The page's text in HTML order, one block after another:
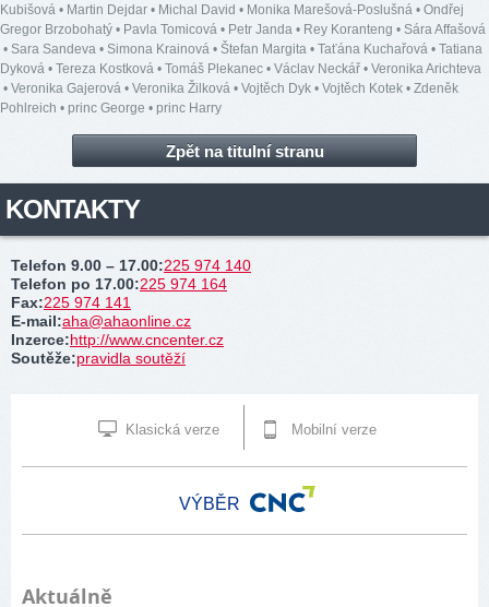
Kubišová • Martin Dejdar • Michal David • Monika Marešová-Poslušná • Ondřej
Gregor Brzobohatý • Pavla Tomicová • Petr Janda • Rey Koranteng • Sára Affašová
• Sara Sandeva • Simona Krainová • Štefan Margita • Taťána Kuchařová • Tatiana
Dyková • Tereza Kostková • Tomáš Plekanec • Václav Neckář • Veronika Arichteva
• Veronika Gajerová • Veronika Žilková • Vojtěch Dyk • Vojtěch Kotek • Zdeněk
Pohlreich • princ George • princ Harry
Zpět na titulní stranu
KONTAKTY
Telefon 9.00 – 17.00:225 974 140
Telefon po 17.00:225 974 164
Fax:225 974 141
E-mail:aha@ahaonline.cz
Inzerce:http://www.cncenter.cz
Soutěže:pravidla soutěží
Klasická verze Mobilní verze
VÝBĚR
Aktuálně